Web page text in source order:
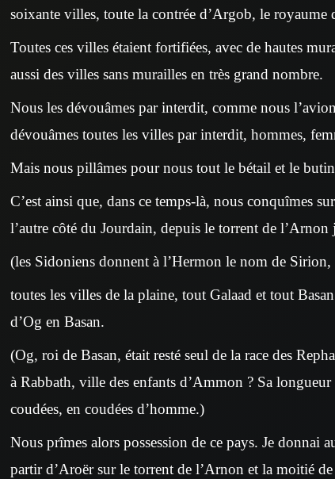
soixante villes, toute la contrée d’Argob, le royaume
Toutes ces villes étaient fortifiées, avec de hautes
aussi des villes sans murailles en très grand nombre.
Nous les dévouâmes par interdit, comme nous
dévouâmes toutes les villes par interdit, hommes,
Mais nous pillâmes pour nous tout le bétail et le
C’est ainsi que, dans ce temps-là, nous conquîmes
l’autre côté du Jourdain, depuis le torrent de l’Arnon
(les Sidoniens donnent à l’Hermon le nom de
toutes les villes de la plaine, tout Galaad et tout
d’Og en Basan.
(Og, roi de Basan, était resté seul de la race des
à Rabbath, ville des enfants d’Ammon ? Sa
coudées, en coudées d’homme.)
Nous prîmes alors possession de ce pays. Je donnai
partir d’Aroër sur le torrent de l’Arnon et la moitié